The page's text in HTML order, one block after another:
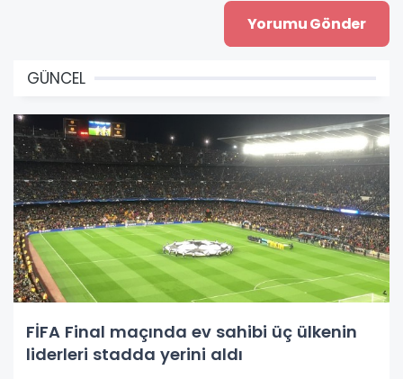
GÜNCEL
FİFA Final maçında ev sahibi üç ülkenin
liderleri stadda yerini aldı